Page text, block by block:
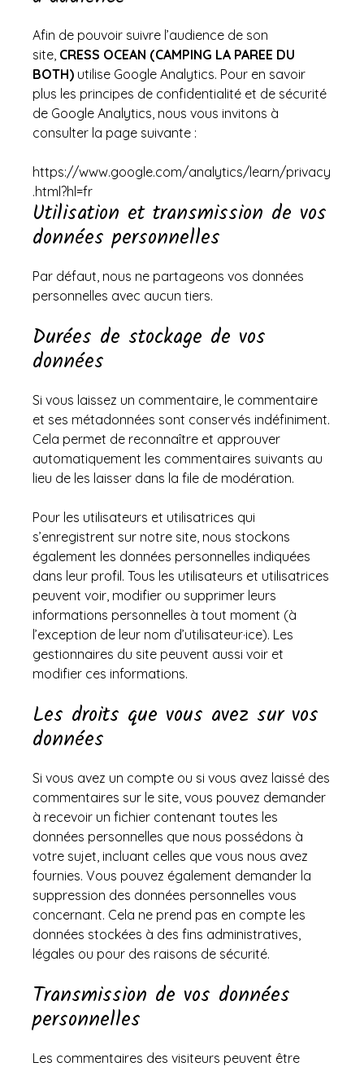
Afin de pouvoir suivre l’audience de son
site, CRESS OCEAN (CAMPING LA PAREE DU
BOTH) utilise Google Analytics. Pour en savoir
plus les principes de confidentialité et de sécurité
de Google Analytics, nous vous invitons à
consulter la page suivante :
https://www.google.com/analytics/learn/privacy
.html?hl=fr
Utilisation et transmission de vos
données personnelles
Par défaut, nous ne partageons vos données
personnelles avec aucun tiers.
Durées de stockage de vos
données
Si vous laissez un commentaire, le commentaire
et ses métadonnées sont conservés indéfiniment.
Cela permet de reconnaître et approuver
automatiquement les commentaires suivants au
lieu de les laisser dans la file de modération.
Pour les utilisateurs et utilisatrices qui
s’enregistrent sur notre site, nous stockons
également les données personnelles indiquées
dans leur profil. Tous les utilisateurs et utilisatrices
peuvent voir, modifier ou supprimer leurs
informations personnelles à tout moment (à
l’exception de leur nom d’utilisateur·ice). Les
gestionnaires du site peuvent aussi voir et
modifier ces informations.
Les droits que vous avez sur vos
données
Si vous avez un compte ou si vous avez laissé des
commentaires sur le site, vous pouvez demander
à recevoir un fichier contenant toutes les
données personnelles que nous possédons à
votre sujet, incluant celles que vous nous avez
fournies. Vous pouvez également demander la
suppression des données personnelles vous
concernant. Cela ne prend pas en compte les
données stockées à des fins administratives,
légales ou pour des raisons de sécurité.
Transmission de vos données
personnelles
Les commentaires des visiteurs peuvent être